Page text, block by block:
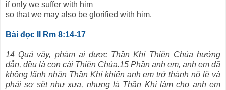
if only we suffer with him
so that we may also be glorified with him.
Bài đọc II Rm 8:14-17
14 Quả vậy, phàm ai được Thần Khí Thiên Chúa hướng
dẫn, đều là con cái Thiên Chúa.15 Phần anh em, anh em đã
không lãnh nhận Thần Khí khiến anh em trở thành nô lệ và
phải sợ sệt như xưa, nhưng là Thần Khí làm cho anh em